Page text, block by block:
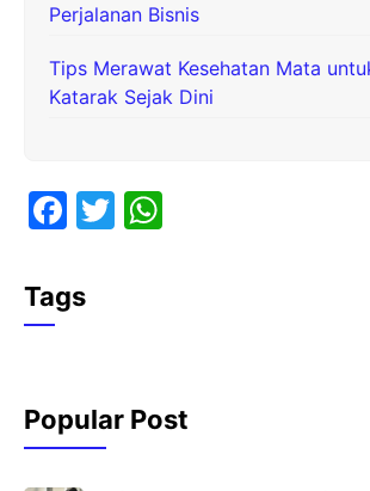
Perjalanan Bisnis
Tips Merawat Kesehatan Mata
Katarak Sejak Dini
F
c
e
o
k
T
p
p
Tags
Popular Post